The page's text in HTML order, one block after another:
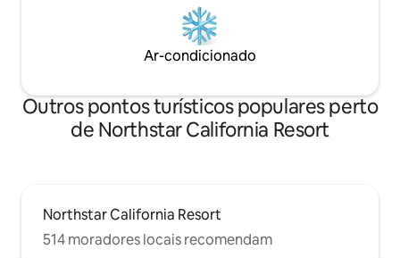
Ar-condicionado
Outros pontos turísticos populares perto
de Northstar California Resort
Northstar California Resort
514 moradores locais recomendam